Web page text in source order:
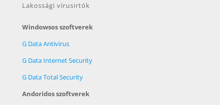
Lakossági vírusirtók
Windowsos szoftverek
G Data Antivirus
G Data Internet Security
G Data Total Security
Andoridos szoftverek